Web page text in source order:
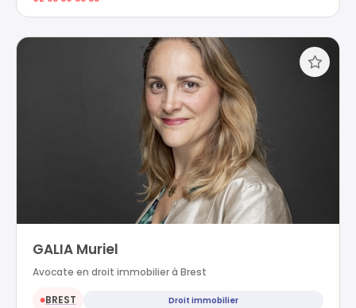
GALIA Muriel
Avocate en droit immobilier à Brest
●BREST Droit immobilier